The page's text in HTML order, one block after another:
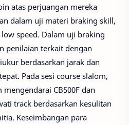
atas perjuangan mereka
dalam uji materi braking skill,
speed. Dalam uji braking
penilaian terkait dengan
berdasarkan jarak dan
Pada sesi course slalom,
CB500F dan
track berdasarkan kesulitan
Keseimbangan para